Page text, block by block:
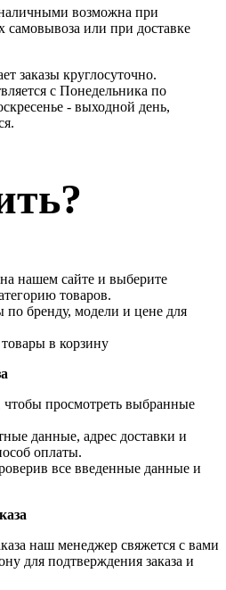
возможна при
самовывоза или при доставке
заказы круглосуточно.
с Понедельника по
- выходной день,
нашем сайте и выберите
товаров.
по бренду, модели и цене для
в корзину
чтобы просмотреть выбранные
данные, адрес доставки и
оплаты.
все введенные данные и
наш менеджер свяжется с вами
для подтверждения заказа и